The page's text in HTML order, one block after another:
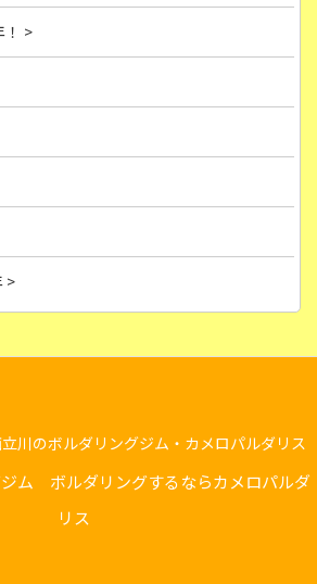
>
>
川のボルダリングジム・カメロパルダリス
ム ボルダリングするならカメロパルダ
リス